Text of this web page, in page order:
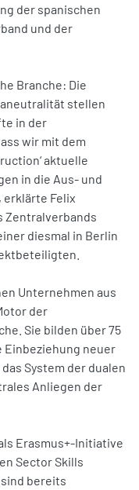
der spanischen
und der
Branche: Die
stellen
in der
wir mit dem
aktuelle
in die Aus- und
erklärte Felix
Zentralverbands
diesmal in Berlin
Unternehmen aus
der
Sie bilden über 75
Einbeziehung neuer
System der dualen
Anliegen der
Erasmus+-Initiative
Sector Skills
bereits